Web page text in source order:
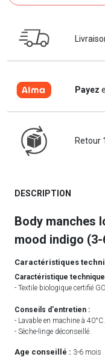
Payez
Retour
DESCRIPTION
Body manches
mood indigo (3-
Caractéristiques
Caractéristique
- Textile biologique certifié
Conseils d'entretien :
- Lavable en machine à 40°C.
- Sèche-linge déconseillé.
Age conseillé : 3-6 mois